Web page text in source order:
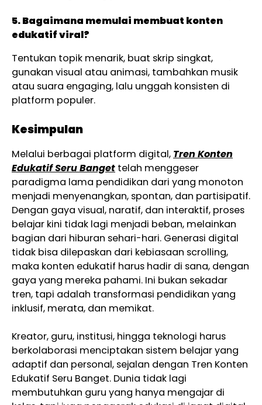
5. Bagaimana memulai membuat konten
edukatif viral?
Tentukan topik menarik, buat skrip singkat,
gunakan visual atau animasi, tambahkan musik
atau suara engaging, lalu unggah konsisten di
platform populer.
Kesimpulan
Melalui berbagai platform digital, Tren Konten
Edukatif Seru Banget telah menggeser
paradigma lama pendidikan dari yang monoton
menjadi menyenangkan, spontan, dan partisipatif.
Dengan gaya visual, naratif, dan interaktif, proses
belajar kini tidak lagi menjadi beban, melainkan
bagian dari hiburan sehari-hari. Generasi digital
tidak bisa dilepaskan dari kebiasaan scrolling,
maka konten edukatif harus hadir di sana, dengan
gaya yang mereka pahami. Ini bukan sekadar
tren, tapi adalah transformasi pendidikan yang
inklusif, merata, dan memikat.
Kreator, guru, institusi, hingga teknologi harus
berkolaborasi menciptakan sistem belajar yang
adaptif dan personal, sejalan dengan Tren Konten
Edukatif Seru Banget. Dunia tidak lagi
membutuhkan guru yang hanya mengajar di